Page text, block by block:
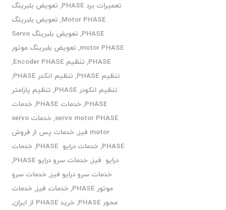
تعمیرات برد PHASE
, تعویض بلبرینگ
Motor PHASE
, تعویض بلبرینگ
PHASE
,
تعویض بلبرینگ Servo
motor PHASE
, تعویض بلبرینگ موتور
PHASE
, تنظیم Encoder PHASE
,
تنظیم PHASE
, تنظیم انکدر PHASE
,
تنظیم انکودر PHASE
, تنظیم پارامتر
PHASE
,خدمات PHASE ,خدمات
servo motor PHASE
,
خدمات servo
motor فیز
,خدمات پس از فروش
PHASE
,خدمات درایو PHASE ,خدمات
درایو فیز,خدمات سرو درایو PHASE
,
خدمات سرو درایو فیز,خدمات سرو
موتور PHASE
,خدمات فیز,خدمات
محور PHASE
,خرید PHASE از ایران ,